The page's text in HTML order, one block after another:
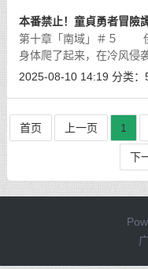
本番禁止！童貞勇者冒險
第十章「南域」＃５ 伊
身体爬了起来，在冷风侵
南域的氏族据点……应该
2025-08-10 14:19 分类：
首页 上一页 1
下